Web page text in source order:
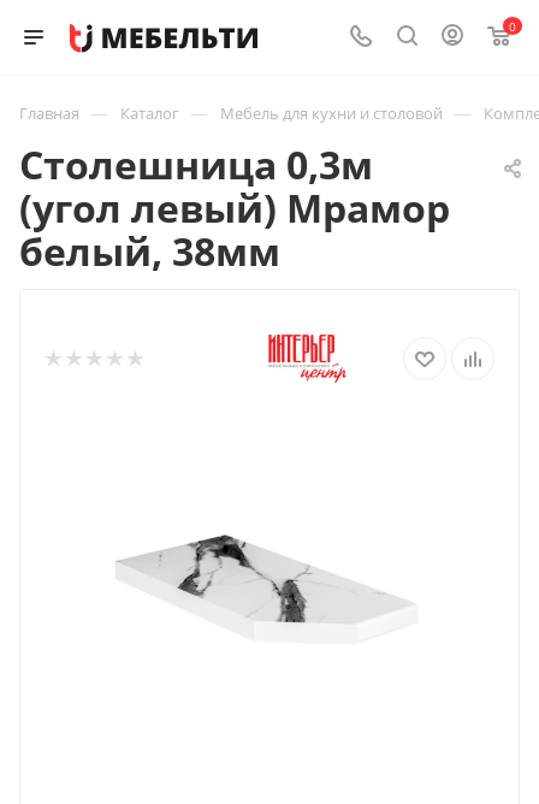
0
Главная — Каталог — Мебель для кухни и столовой —
Столешница 0,3м
(угол левый) Мрамор
белый, 38мм